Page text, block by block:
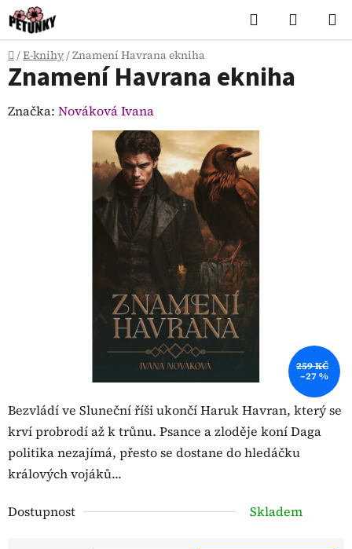
Přejít
na
obsah
Hledat
KOŠÍK
Domů
/E-knihy/Znamení Havrana ekniha
Bezvládí ve Sluneční říši ukončí Haruk Havran, který se
krví probrodí až k trůnu. Psance a zloděje koní Daga
politika nezajímá, přesto se dostane do hledáčku
králových vojáků...
Dostupnost Skladem
Znamení Havrana ekniha
Značka: Nováková Ivana
259 KČ
–27 %